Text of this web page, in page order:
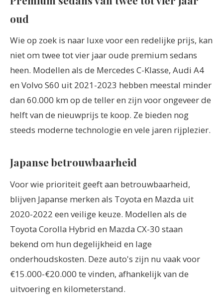
oud
Wie op zoek is naar luxe voor een redelijke prijs, kan
niet om twee tot vier jaar oude premium sedans
heen. Modellen als de Mercedes C-Klasse, Audi A4
en Volvo S60 uit 2021-2023 hebben meestal minder
dan 60.000 km op de teller en zijn voor ongeveer de
helft van de nieuwprijs te koop. Ze bieden nog
steeds moderne technologie en vele jaren rijplezier.
Japanse betrouwbaarheid
Voor wie prioriteit geeft aan betrouwbaarheid,
blijven Japanse merken als Toyota en Mazda uit
2020-2022 een veilige keuze. Modellen als de
Toyota Corolla Hybrid en Mazda CX-30 staan
bekend om hun degelijkheid en lage
onderhoudskosten. Deze auto's zijn nu vaak voor
€15.000-€20.000 te vinden, afhankelijk van de
uitvoering en kilometerstand.